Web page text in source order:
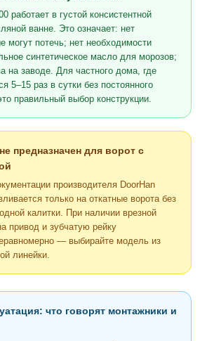
работает в густой консистентной
ванне. Это означает: нет
могут потечь; нет необходимости
синтетическое масло для морозов;
на заводе. Для частного дома, где
5–15 раз в сутки без постоянного
правильный выбор конструкции.
предназначен для ворот с
производителя DoorHan
только на откатные ворота без
калитки. При наличии врезной
привод и зубчатую рейку
— выбирайте модель из
линейки.
что говорят монтажники и